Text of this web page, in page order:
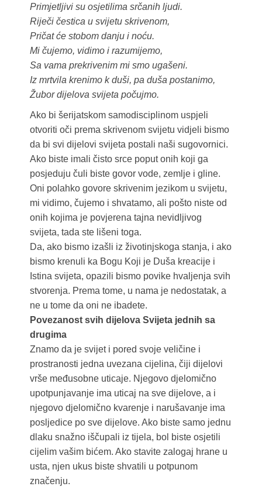
Primjetljivi su osjetilima srčanih ljudi.
Riječi čestica u svijetu skrivenom,
Pričat će stobom danju i noću.
Mi čujemo, vidimo i razumijemo,
Sa vama prekrivenim mi smo ugašeni.
Iz mrtvila krenimo k duši, pa duša postanimo,
Žubor dijelova svijeta počujmo.
Ako bi šerijatskom samodisciplinom uspjeli
otvoriti oči prema skrivenom svijetu vidjeli bismo
da bi svi dijelovi svijeta postali naši sugovornici.
Ako biste imali čisto srce poput onih koji ga
posjeduju čuli biste govor vode, zemlje i gline.
Oni polahko govore skrivenim jezikom u svijetu,
mi vidimo, čujemo i shvatamo, ali pošto niste od
onih kojima je povjerena tajna nevidljivog
svijeta, tada ste lišeni toga.
Da, ako bismo izašli iz životinjskoga stanja, i ako
bismo krenuli ka Bogu Koji je Duša kreacije i
Istina svijeta, opazili bismo povike hvaljenja svih
stvorenja. Prema tome, u nama je nedostatak, a
ne u tome da oni ne ibadete.
Povezanost svih dijelova Svijeta jednih sa
drugima
Znamo da je svijet i pored svoje veličine i
prostranosti jedna uvezana cijelina, čiji dijelovi
vrše međusobne uticaje. Njegovo djelomično
upotpunjavanje ima uticaj na sve dijelove, a i
njegovo djelomično kvarenje i narušavanje ima
posljedice po sve dijelove. Ako biste samo jednu
dlaku snažno iščupali iz tijela, bol biste osjetili
cijelim vašim bićem. Ako stavite zalogaj hrane u
usta, njen ukus biste shvatili u potpunom
značenju.